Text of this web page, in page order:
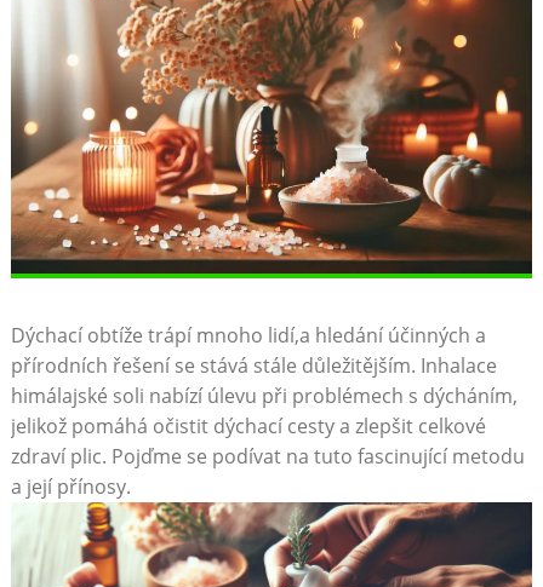
Dýchací obtíže trápí mnoho lidí,a hledání účinných a
přírodních řešení se stává stále důležitějším. Inhalace
himálajské soli nabízí⁢ úlevu při problémech s dýcháním,
jelikož pomáhá očistit⁤ dýchací cesty a zlepšit celkové
zdraví plic. ⁣Pojďme⁤ se podívat na tuto fascinující metodu
a její přínosy.